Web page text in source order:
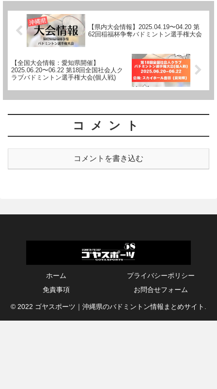
【県内大会情報】2025.04.19〜04.20 第
62回稲福杯争奪バドミントン選手権大会
【全国大会情報：愛知県開催】
2025.06.20〜06.22 第18回全国社会人ク
ラブバドミントン選手権大会(個人戦)
コメント
コメントを書き込む
ホーム
プライバシーポリシー
免責事項
お問合せフォーム
© 2022 ゴヤスポーツ｜沖縄県のバドミントン情報まとめサイト.